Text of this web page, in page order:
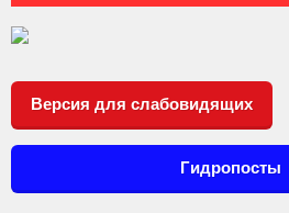
Версия для слабовидящих
Гидропосты